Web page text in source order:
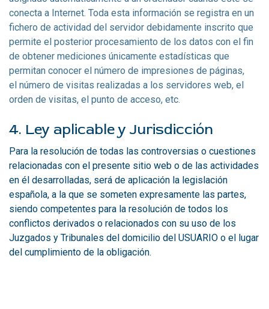
conecta a Internet. Toda esta información se registra en un
fichero de actividad del servidor debidamente inscrito que
permite el posterior procesamiento de los datos con el fin
de obtener mediciones únicamente estadísticas que
permitan conocer el número de impresiones de páginas,
el número de visitas realizadas a los servidores web, el
orden de visitas, el punto de acceso, etc.
4. Ley aplicable y Jurisdicción
Para la resolución de todas las controversias o cuestiones
relacionadas con el presente sitio web o de las actividades
en él desarrolladas, será de aplicación la legislación
española, a la que se someten expresamente las partes,
siendo competentes para la resolución de todos los
conflictos derivados o relacionados con su uso de los
Juzgados y Tribunales del domicilio del USUARIO o el lugar
del cumplimiento de la obligación.